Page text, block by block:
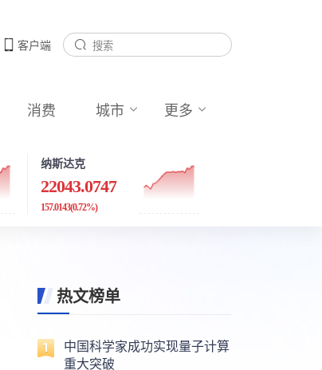
客户端
消费 城市 更多
纳斯达克
22043.0747
157.0143(0.72%)
热文榜单
中国科学家成功实现量子计算
重大突破